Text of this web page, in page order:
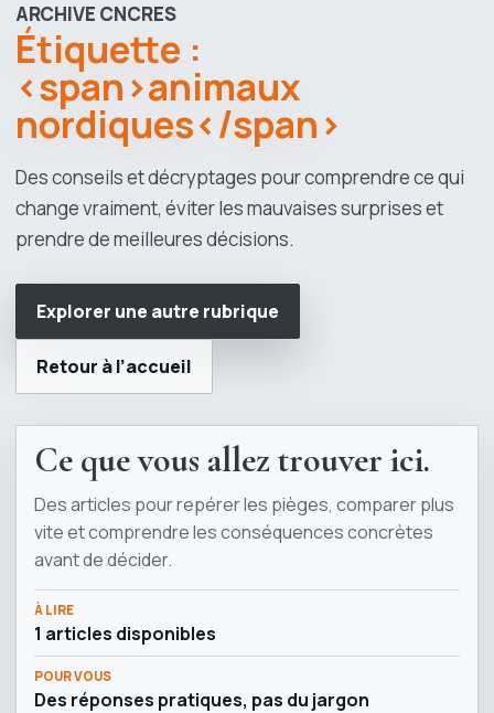
ARCHIVE CNCRES
Étiquette :
<span>animaux
nordiques</span>
Des conseils et décryptages pour comprendre ce qui
change vraiment, éviter les mauvaises surprises et
prendre de meilleures décisions.
Explorer une autre rubrique
Retour à l’accueil
Ce que vous allez trouver ici.
Des articles pour repérer les pièges, comparer plus
vite et comprendre les conséquences concrètes
avant de décider.
À LIRE
1 articles disponibles
POUR VOUS
Des réponses pratiques, pas du jargon